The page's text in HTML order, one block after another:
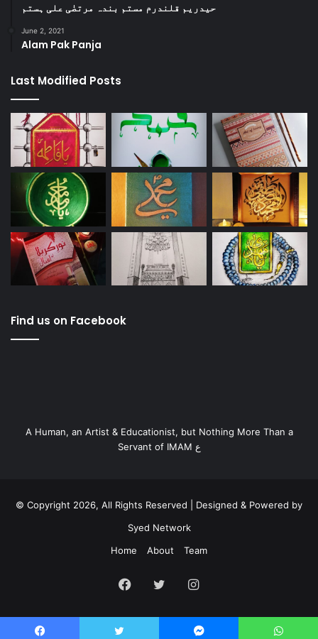
حیدریم قلندرم مستم بندہ مرتضٰی علی ہستم
June 2, 2021
Alam Pak Panja
Last Modified Posts
Find us on Facebook
A Human, an Artist & Educationist, but Nothing More Than a
Servant of IMAM ع
© Copyright 2026, All Rights Reserved | Designed & Powered by
Syed Network
Home
About Team
Facebook
TwitterInstagram